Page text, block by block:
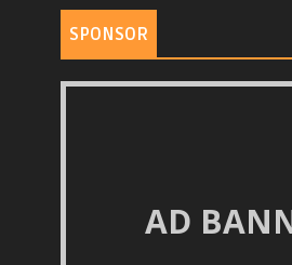
SPONSOR
AD